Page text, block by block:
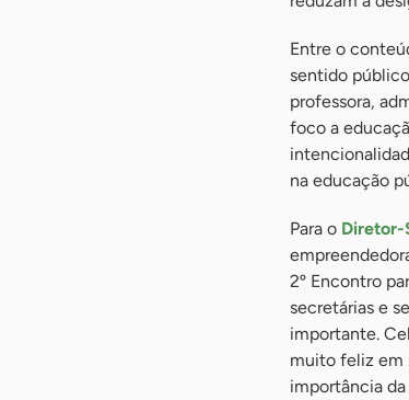
Entre o
sentido
professora,
foco a
na educação
Para o Diretor-
2º Encontro
secretárias e
importante.
muito feliz em
importância